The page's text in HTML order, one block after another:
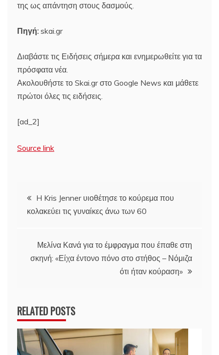
της ως απάντηση στους δασμούς.
Πηγή: skai.gr
Διαβάστε τις Ειδήσεις σήμερα και ενημερωθείτε για τα
πρόσφατα νέα.
Ακολουθήστε το Skai.gr στο Google News και μάθετε
πρώτοι όλες τις ειδήσεις.
[ad_2]
Source link
Πλοήγηση
άρθρων
H Kris Jenner υιοθέτησε το κούρεμα που
κολακεύει τις γυναίκες άνω των 60
Μελίνα Κανά για το έμφραγμα που έπαθε στη
σκηνή: «Είχα έντονο πόνο στο στήθος – Νόμιζα
ότι ήταν κούραση»
RELATED POSTS